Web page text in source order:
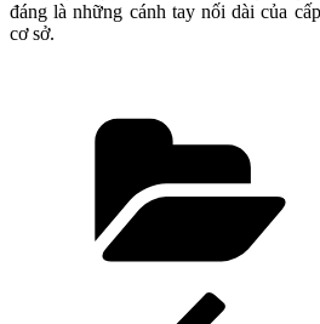
đáng là những cánh tay nối dài của
cơ sở.